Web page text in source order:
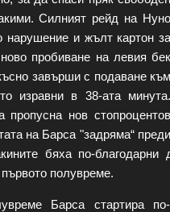
Силният рейд на
и жълт картон за
пробиване на левия бек
завърши с подаване към
изравни в 38-ата минута.
пропусна нов стопроцентов
на Барса "задряма“ преди
бяха по-
полувреме.
Барса стартира